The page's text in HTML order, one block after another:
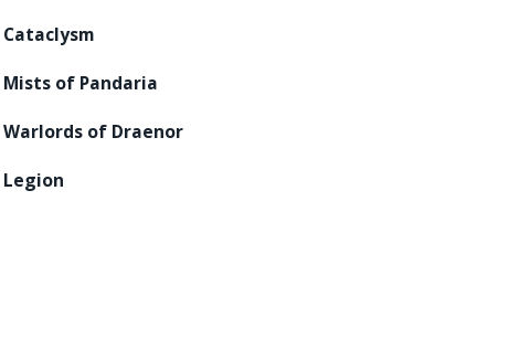
Cataclysm
Mists of Pandaria
Warlords of Draenor
Legion